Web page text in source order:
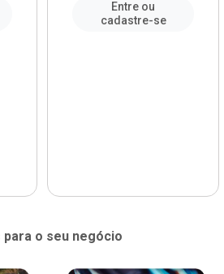
Entre ou
cadastre-se
o seu negócio